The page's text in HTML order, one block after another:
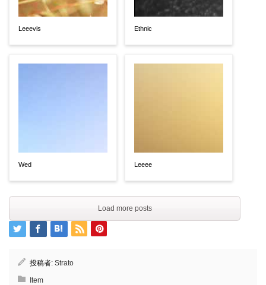
Leeevis
Wed
Ethnic
Leeee
Load more posts
投稿者: Strato
Item